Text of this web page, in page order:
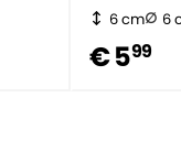
6 cm 6
€ 599